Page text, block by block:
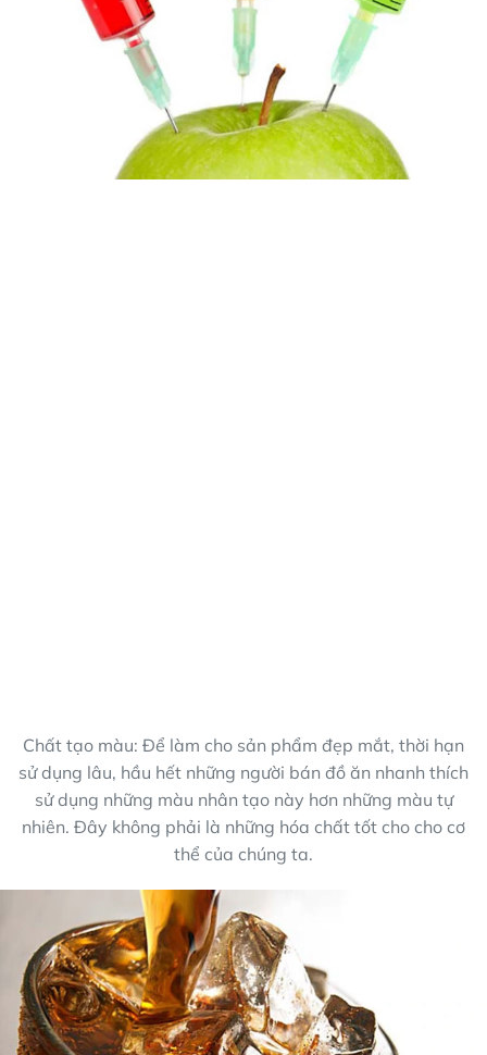
Chất tạo màu: Để làm cho sản phẩm đẹp mắt, thời hạn
sử dụng lâu, hầu hết những người bán đồ ăn nhanh thích
sử dụng những màu nhân tạo này hơn những màu tự
nhiên. Đây không phải là những hóa chất tốt cho cho cơ
thể của chúng ta.